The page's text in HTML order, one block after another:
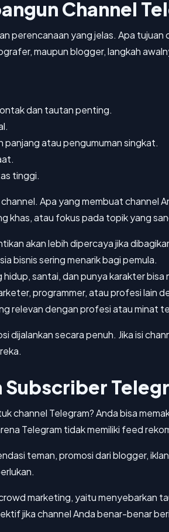
Channel
perencanaan yang jelas. Apa
maupun blogger, langkah
dan tautan penting.
atau pengumuman singkat.
tinggi.
Apa yang membuat channel
khas, atau fokus pada topik yang
akan lebih dipercaya jika
bisnis sering menarik bagi pemula.
santai, dan punya karakter
programmer, atau profesi lain
relevan dengan profesi atau minat
dijalankan secara penuh. Jika isi
channel Telegram? Anda bisa
Telegram tidak memiliki feed
teman, promosi dari blogger,
marketing, yaitu menyebarkan
jika channel Anda benar-benar